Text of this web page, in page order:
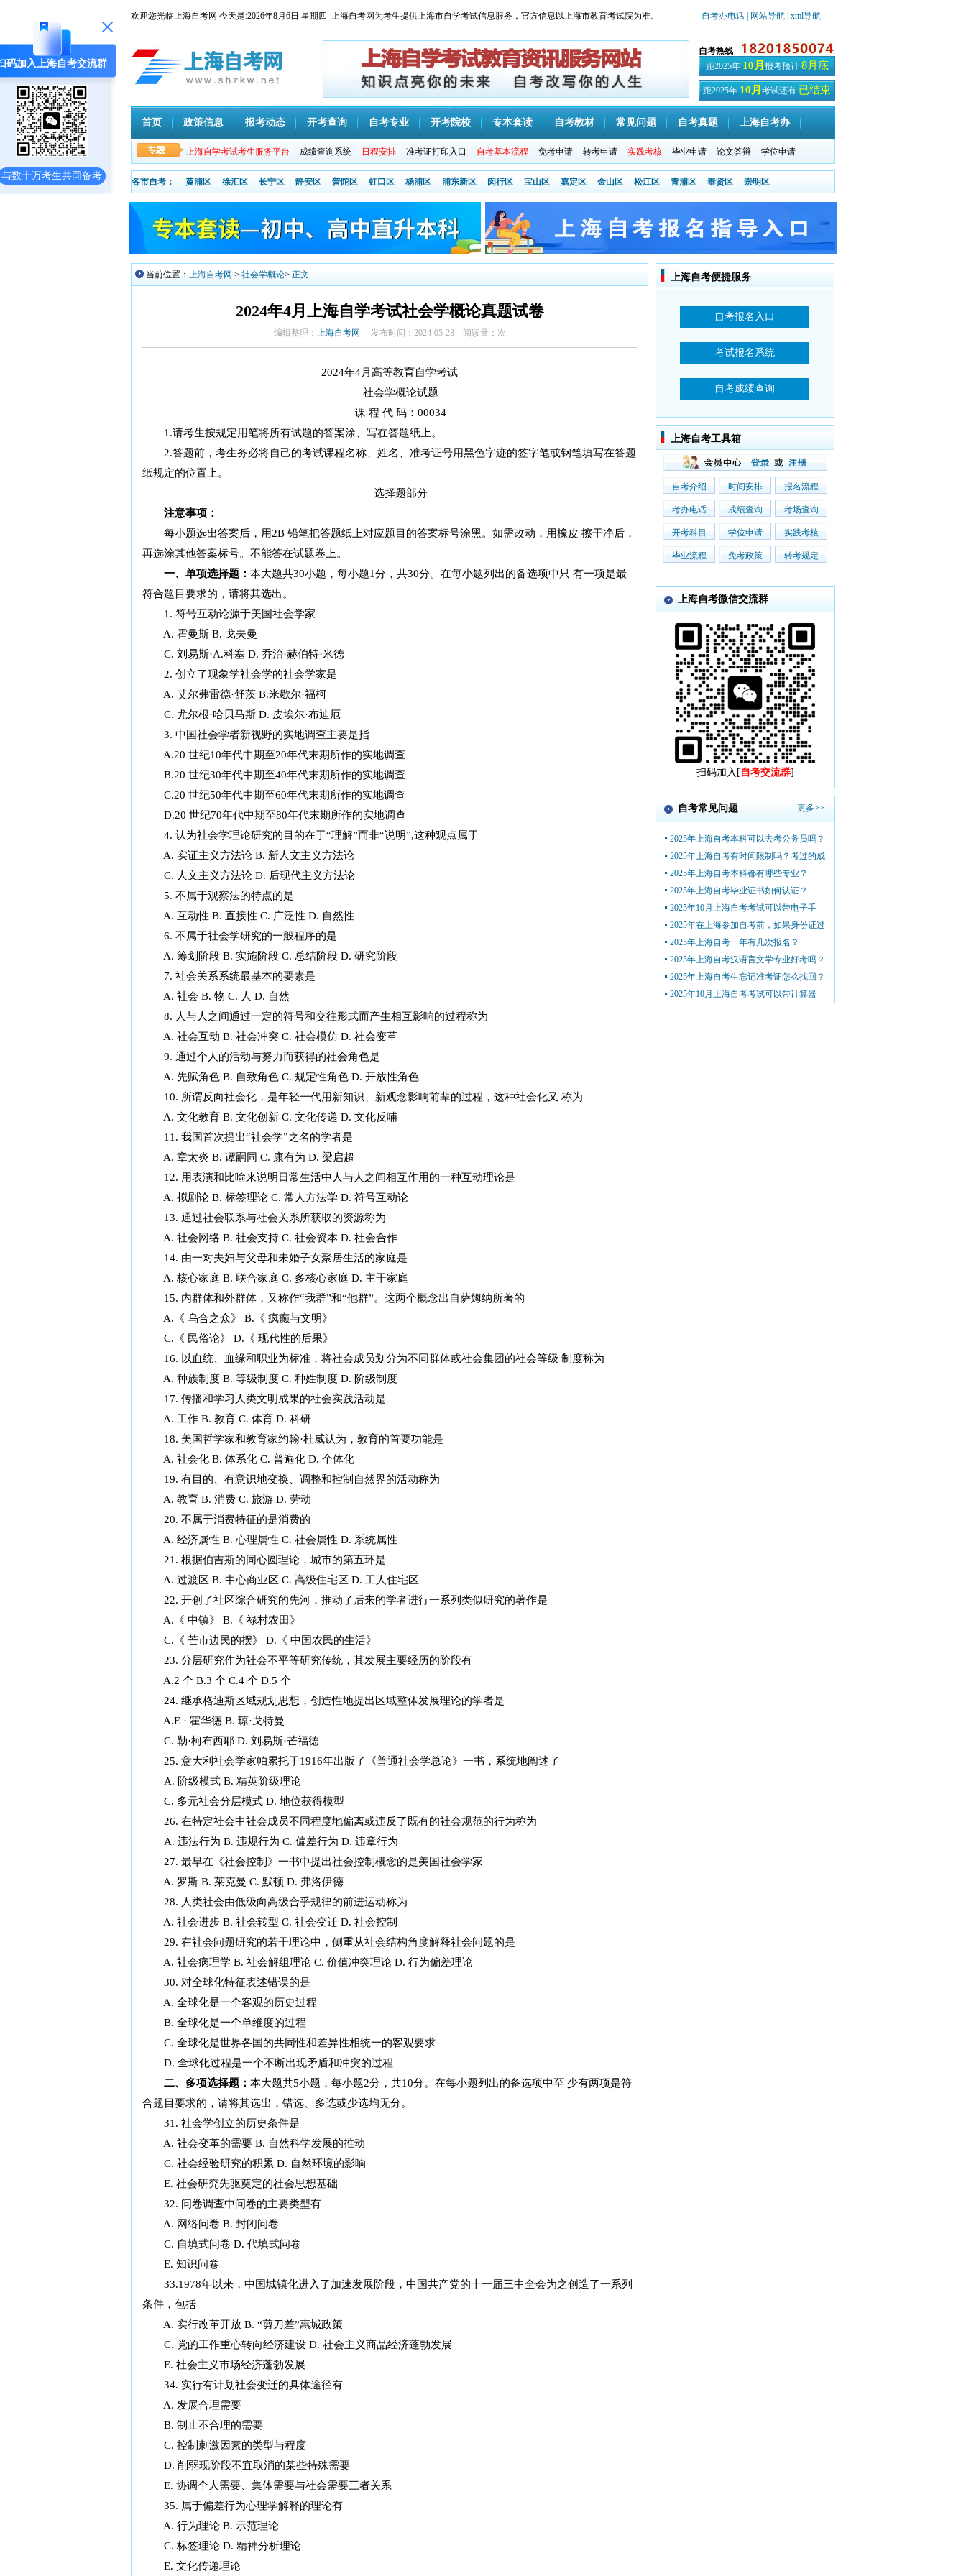
码加入上海自考交流群
与数十万考生共同备考
欢迎您光临上海自考网 今天是:2026年8月6日 星期四 上海自考网为考生提供上海市自学考试信息服务，官方信息以上海市教育考试院为准。 自考办电话 | 网站导航 | xml导航
自考热线
距2025年 10月 报考预计 8月底
距2025年 10月 考试还有 已结束
天
首页 政策信息 报考动态 开考查询 自考专业 开考院校 专本套读 自考教材 常见问题 自考真题 上海自考办
上海自学考试考生服务平台 成绩查询系统 日程安排 准考证打印入口 自考基本流程 免考申请 转考申请 实践考核 毕业申请 论文答辩 学位申请
各市自考： 黄浦区 徐汇区 长宁区 静安区 普陀区 虹口区 杨浦区 浦东新区 闵行区 宝山区 嘉定区 金山区 松江区 青浦区 奉贤区 崇明区
当前位置： 上海自考网 > 社会学概论> 正文
2024年4月上海自学考试社会学概论真题试卷
编辑整理： 上海自考网 发布时间：2024-05-28 阅读量： 次
2024年4月高等教育自学考试
社会学概论试题
课 程 代 码：00034
1.请考生按规定用笔将所有试题的答案涂、写在答题纸上。
2.答题前，考生务必将自己的考试课程名称、姓名、准考证号用黑色字迹的签字笔或钢笔填写在答题
纸规定的位置上。
选择题部分
注意事项：
每小题选出答案后，用2B 铅笔把答题纸上对应题目的答案标号涂黑。如需改动，用橡皮 擦干净后，
再选涂其他答案标号。不能答在试题卷上。
一、单项选择题： 本大题共30小题，每小题1分，共30分。在每小题列出的备选项中只 有一项是最
符合题目要求的，请将其选出。
1. 符号互动论源于美国社会学家
A. 霍曼斯 B. 戈夫曼
C. 刘易斯·A.科塞 D. 乔治·赫伯特·米德
2. 创立了现象学社会学的社会学家是
A. 艾尔弗雷德·舒茨 B.米歇尔·福柯
C. 尤尔根·哈贝马斯 D. 皮埃尔·布迪厄
3. 中国社会学者新视野的实地调查主要是指
A.20 世纪10年代中期至20年代末期所作的实地调查
B.20 世纪30年代中期至40年代末期所作的实地调查
C.20 世纪50年代中期至60年代末期所作的实地调查
D.20 世纪70年代中期至80年代末期所作的实地调查
4. 认为社会学理论研究的目的在于“理解”而非“说明”,这种观点属于
A. 实证主义方法论 B. 新人文主义方法论
C. 人文主义方法论 D. 后现代主义方法论
5. 不属于观察法的特点的是
A. 互动性 B. 直接性 C. 广泛性 D. 自然性
6. 不属于社会学研究的一般程序的是
A. 筹划阶段 B. 实施阶段 C. 总结阶段 D. 研究阶段
7. 社会关系系统最基本的要素是
A. 社会 B. 物 C. 人 D. 自然
8. 人与人之间通过一定的符号和交往形式而产生相互影响的过程称为
A. 社会互动 B. 社会冲突 C. 社会模仿 D. 社会变革
9. 通过个人的活动与努力而获得的社会角色是
A. 先赋角色 B. 自致角色 C. 规定性角色 D. 开放性角色
10. 所谓反向社会化，是年轻一代用新知识、新观念影响前辈的过程，这种社会化又 称为
A. 文化教育 B. 文化创新 C. 文化传递 D. 文化反哺
11. 我国首次提出“社会学”之名的学者是
A. 章太炎 B. 谭嗣同 C. 康有为 D. 梁启超
12. 用表演和比喻来说明日常生活中人与人之间相互作用的一种互动理论是
A. 拟剧论 B. 标签理论 C. 常人方法学 D. 符号互动论
13. 通过社会联系与社会关系所获取的资源称为
A. 社会网络 B. 社会支持 C. 社会资本 D. 社会合作
14. 由一对夫妇与父母和未婚子女聚居生活的家庭是
A. 核心家庭 B. 联合家庭 C. 多核心家庭 D. 主干家庭
15. 内群体和外群体，又称作“我群”和“他群”。这两个概念出自萨姆纳所著的
A.《 乌合之众》 B.《 疯癫与文明》
C.《 民俗论》 D.《 现代性的后果》
16. 以血统、血缘和职业为标准，将社会成员划分为不同群体或社会集团的社会等级 制度称为
A. 种族制度 B. 等级制度 C. 种姓制度 D. 阶级制度
17. 传播和学习人类文明成果的社会实践活动是
A. 工作 B. 教育 C. 体育 D. 科研
18. 美国哲学家和教育家约翰·杜威认为，教育的首要功能是
A. 社会化 B. 体系化 C. 普遍化 D. 个体化
19. 有目的、有意识地变换、调整和控制自然界的活动称为
A. 教育 B. 消费 C. 旅游 D. 劳动
20. 不属于消费特征的是消费的
A. 经济属性 B. 心理属性 C. 社会属性 D. 系统属性
21. 根据伯吉斯的同心圆理论，城市的第五环是
A. 过渡区 B. 中心商业区 C. 高级住宅区 D. 工人住宅区
22. 开创了社区综合研究的先河，推动了后来的学者进行一系列类似研究的著作是
A.《 中镇》 B.《 禄村农田》
C.《 芒市边民的摆》 D.《 中国农民的生活》
23. 分层研究作为社会不平等研究传统，其发展主要经历的阶段有
A.2 个 B.3 个 C.4 个 D.5 个
24. 继承格迪斯区域规划思想，创造性地提出区域整体发展理论的学者是
A.E · 霍华德 B. 琼·戈特曼
C. 勒·柯布西耶 D. 刘易斯·芒福德
25. 意大利社会学家帕累托于1916年出版了《普通社会学总论》一书，系统地阐述了
A. 阶级模式 B. 精英阶级理论
C. 多元社会分层模式 D. 地位获得模型
26. 在特定社会中社会成员不同程度地偏离或违反了既有的社会规范的行为称为
A. 违法行为 B. 违规行为 C. 偏差行为 D. 违章行为
27. 最早在《社会控制》一书中提出社会控制概念的是美国社会学家
A. 罗斯 B. 莱克曼 C. 默顿 D. 弗洛伊德
28. 人类社会由低级向高级合乎规律的前进运动称为
A. 社会进步 B. 社会转型 C. 社会变迁 D. 社会控制
29. 在社会问题研究的若干理论中，侧重从社会结构角度解释社会问题的是
A. 社会病理学 B. 社会解组理论 C. 价值冲突理论 D. 行为偏差理论
30. 对全球化特征表述错误的是
A. 全球化是一个客观的历史过程
B. 全球化是一个单维度的过程
C. 全球化是世界各国的共同性和差异性相统一的客观要求
D. 全球化过程是一个不断出现矛盾和冲突的过程
二、多项选择题： 本大题共5小题，每小题2分，共10分。在每小题列出的备选项中至 少有两项是符
合题目要求的，请将其选出，错选、多选或少选均无分。
31. 社会学创立的历史条件是
A. 社会变革的需要 B. 自然科学发展的推动
C. 社会经验研究的积累 D. 自然环境的影响
E. 社会研究先驱奠定的社会思想基础
32. 问卷调查中问卷的主要类型有
A. 网络问卷 B. 封闭问卷
C. 自填式问卷 D. 代填式问卷
E. 知识问卷
33.1978年以来，中国城镇化进入了加速发展阶段，中国共产党的十一届三中全会为之创造了一系列
条件，包括
A. 实行改革开放 B. “剪刀差”惠城政策
C. 党的工作重心转向经济建设 D. 社会主义商品经济蓬勃发展
E. 社会主义市场经济蓬勃发展
34. 实行有计划社会变迁的具体途径有
A. 发展合理需要
B. 制止不合理的需要
C. 控制刺激因素的类型与程度
D. 削弱现阶段不宜取消的某些特殊需要
E. 协调个人需要、集体需要与社会需要三者关系
35. 属于偏差行为心理学解释的理论有
A. 行为理论 B. 示范理论
C. 标签理论 D. 精神分析理论
E. 文化传递理论
上海自考便捷服务
上海自考工具箱
自考介绍 时间安排 报名流程
考办电话 成绩查询 考场查询
开考科目 学位申请 实践考核
毕业流程 免考政策 转考规定
上海自考微信交流群
扫码加入[ 自考交流群]
自考常见问题 更多>>
2025年上海自考本科可以去考公务员吗？
2025年上海自考有时间限制吗？考过的成
2025年上海自考本科都有哪些专业？
2025年上海自考毕业证书如何认证？
2025年10月上海自考考试可以带电子手
2025年在上海参加自考前，如果身份证过
2025年上海自考一年有几次报名？
2025年上海自考汉语言文学专业好考吗？
2025年上海自考生忘记准考证怎么找回？
2025年10月上海自考考试可以带计算器